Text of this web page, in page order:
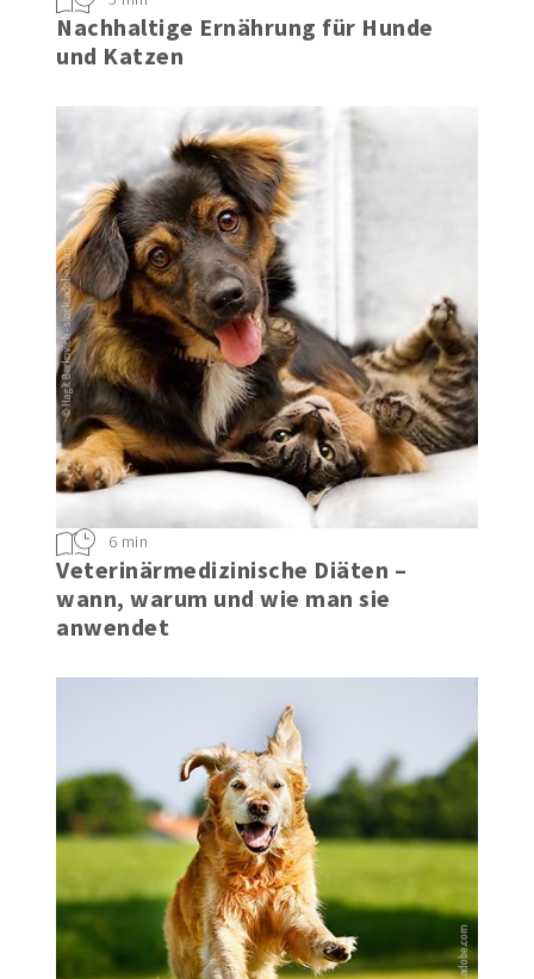
Nachhaltige Ernährung für Hunde
5 min
Veterinärmedizinische Diäten –
wann, warum und wie man sie
6 min